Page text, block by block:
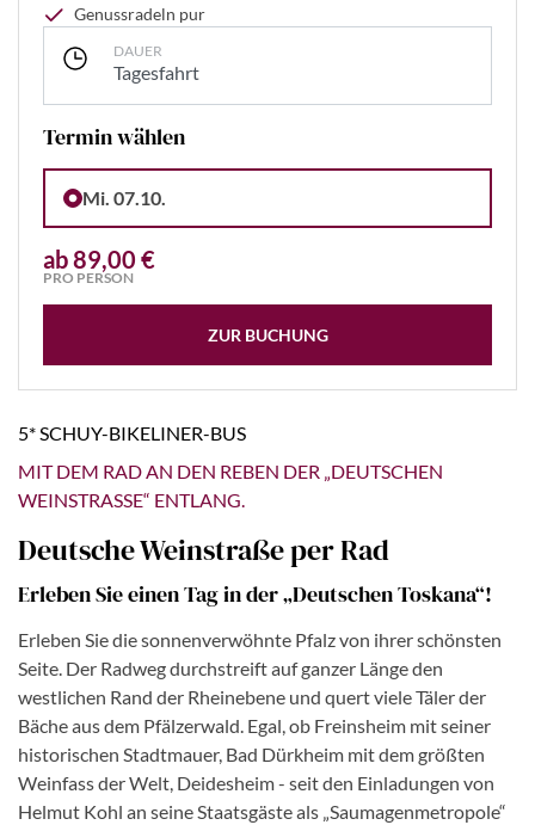
Genussradeln pur
DAUER
Tagesfahrt
Termin wählen
Mi. 07.10.
ab 89,00 €
PRO PERSON
ZUR BUCHUNG
5* SCHUY-BIKELINER-BUS
MIT DEM RAD AN DEN REBEN DER „DEUTSCHEN
WEINSTRASSE“ ENTLANG.
Deutsche Weinstraße per Rad
Erleben Sie einen Tag in der „Deutschen Toskana“!
Erleben Sie die sonnenverwöhnte Pfalz von ihrer schönsten
Seite. Der Radweg durchstreift auf ganzer Länge den
westlichen Rand der Rheinebene und quert viele Täler der
Bäche aus dem Pfälzerwald. Egal, ob Freinsheim mit seiner
historischen Stadtmauer, Bad Dürkheim mit dem größten
Weinfass der Welt, Deidesheim - seit den Einladungen von
Helmut Kohl an seine Staatsgäste als „Saumagenmetropole“